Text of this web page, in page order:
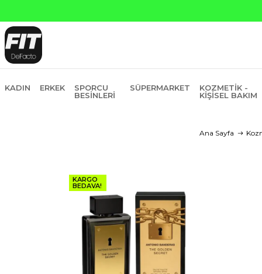
KADIN ERKEK
SPORCU
BESINLERI
SÜPERMARKET
KOZMETIK -
KIŞISEL BAKIM
Ana Sayfa
KARGO
BEDAVA!